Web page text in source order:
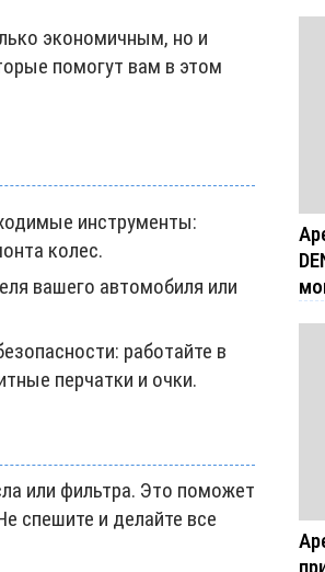
экономичным, но и
помогут вам в этом
инструменты:
колес.
вашего автомобиля или
работайте в
перчатки и очки.
или фильтра. Это поможет
спешите и делайте все